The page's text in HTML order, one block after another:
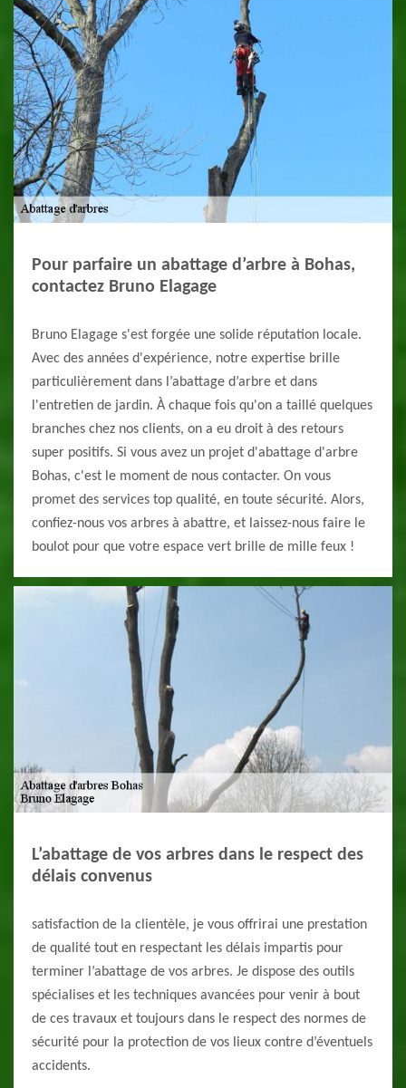
Pour parfaire un abattage d’arbre à Bohas,
contactez Bruno Elagage
Bruno Elagage s'est forgée une solide réputation locale.
Avec des années d'expérience, notre expertise brille
particulièrement dans l’abattage d’arbre et dans
l'entretien de jardin. À chaque fois qu'on a taillé quelques
branches chez nos clients, on a eu droit à des retours
super positifs. Si vous avez un projet d'abattage d'arbre
Bohas, c'est le moment de nous contacter. On vous
promet des services top qualité, en toute sécurité. Alors,
confiez-nous vos arbres à abattre, et laissez-nous faire le
boulot pour que votre espace vert brille de mille feux !
L’abattage de vos arbres dans le respect des
délais convenus
satisfaction de la clientèle, je vous offrirai une prestation
de qualité tout en respectant les délais impartis pour
terminer l’abattage de vos arbres. Je dispose des outils
spécialises et les techniques avancées pour venir à bout
de ces travaux et toujours dans le respect des normes de
sécurité pour la protection de vos lieux contre d’éventuels
accidents.